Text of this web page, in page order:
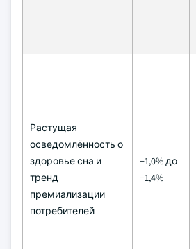
Растущая
осведомлённость о
здоровье сна и
тренд
премиализации
потребителей
+1,0% до
+1,4%